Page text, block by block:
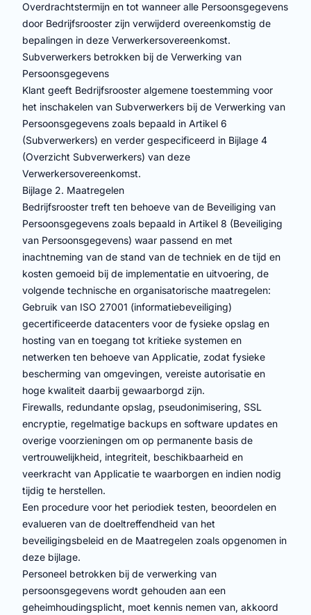
Overdrachtstermijn en tot wanneer alle Persoonsgegevens
door Bedrijfsrooster zijn verwijderd overeenkomstig de
bepalingen in deze Verwerkersovereenkomst.
Subverwerkers betrokken bij de Verwerking van
Persoonsgegevens
Klant geeft Bedrijfsrooster algemene toestemming voor
het inschakelen van Subverwerkers bij de Verwerking van
Persoonsgegevens zoals bepaald in Artikel 6
(Subverwerkers) en verder gespecificeerd in Bijlage 4
(Overzicht Subverwerkers) van deze
Verwerkersovereenkomst.
Bijlage 2. Maatregelen
Bedrijfsrooster treft ten behoeve van de Beveiliging van
Persoonsgegevens zoals bepaald in Artikel 8 (Beveiliging
van Persoonsgegevens) waar passend en met
inachtneming van de stand van de techniek en de tijd en
kosten gemoeid bij de implementatie en uitvoering, de
volgende technische en organisatorische maatregelen:
Gebruik van ISO 27001 (informatiebeveiliging)
gecertificeerde datacenters voor de fysieke opslag en
hosting van en toegang tot kritieke systemen en
netwerken ten behoeve van Applicatie, zodat fysieke
bescherming van omgevingen, vereiste autorisatie en
hoge kwaliteit daarbij gewaarborgd zijn.
Firewalls, redundante opslag, pseudonimisering, SSL
encryptie, regelmatige backups en software updates en
overige voorzieningen om op permanente basis de
vertrouwelijkheid, integriteit, beschikbaarheid en
veerkracht van Applicatie te waarborgen en indien nodig
tijdig te herstellen.
Een procedure voor het periodiek testen, beoordelen en
evalueren van de doeltreffendheid van het
beveiligingsbeleid en de Maatregelen zoals opgenomen in
deze bijlage.
Personeel betrokken bij de verwerking van
persoonsgegevens wordt gehouden aan een
geheimhoudingsplicht, moet kennis nemen van, akkoord